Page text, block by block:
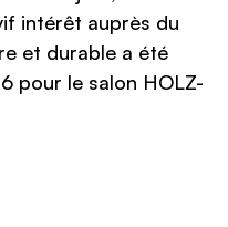
intérêt auprès du
et durable a été
pour le salon HOLZ-